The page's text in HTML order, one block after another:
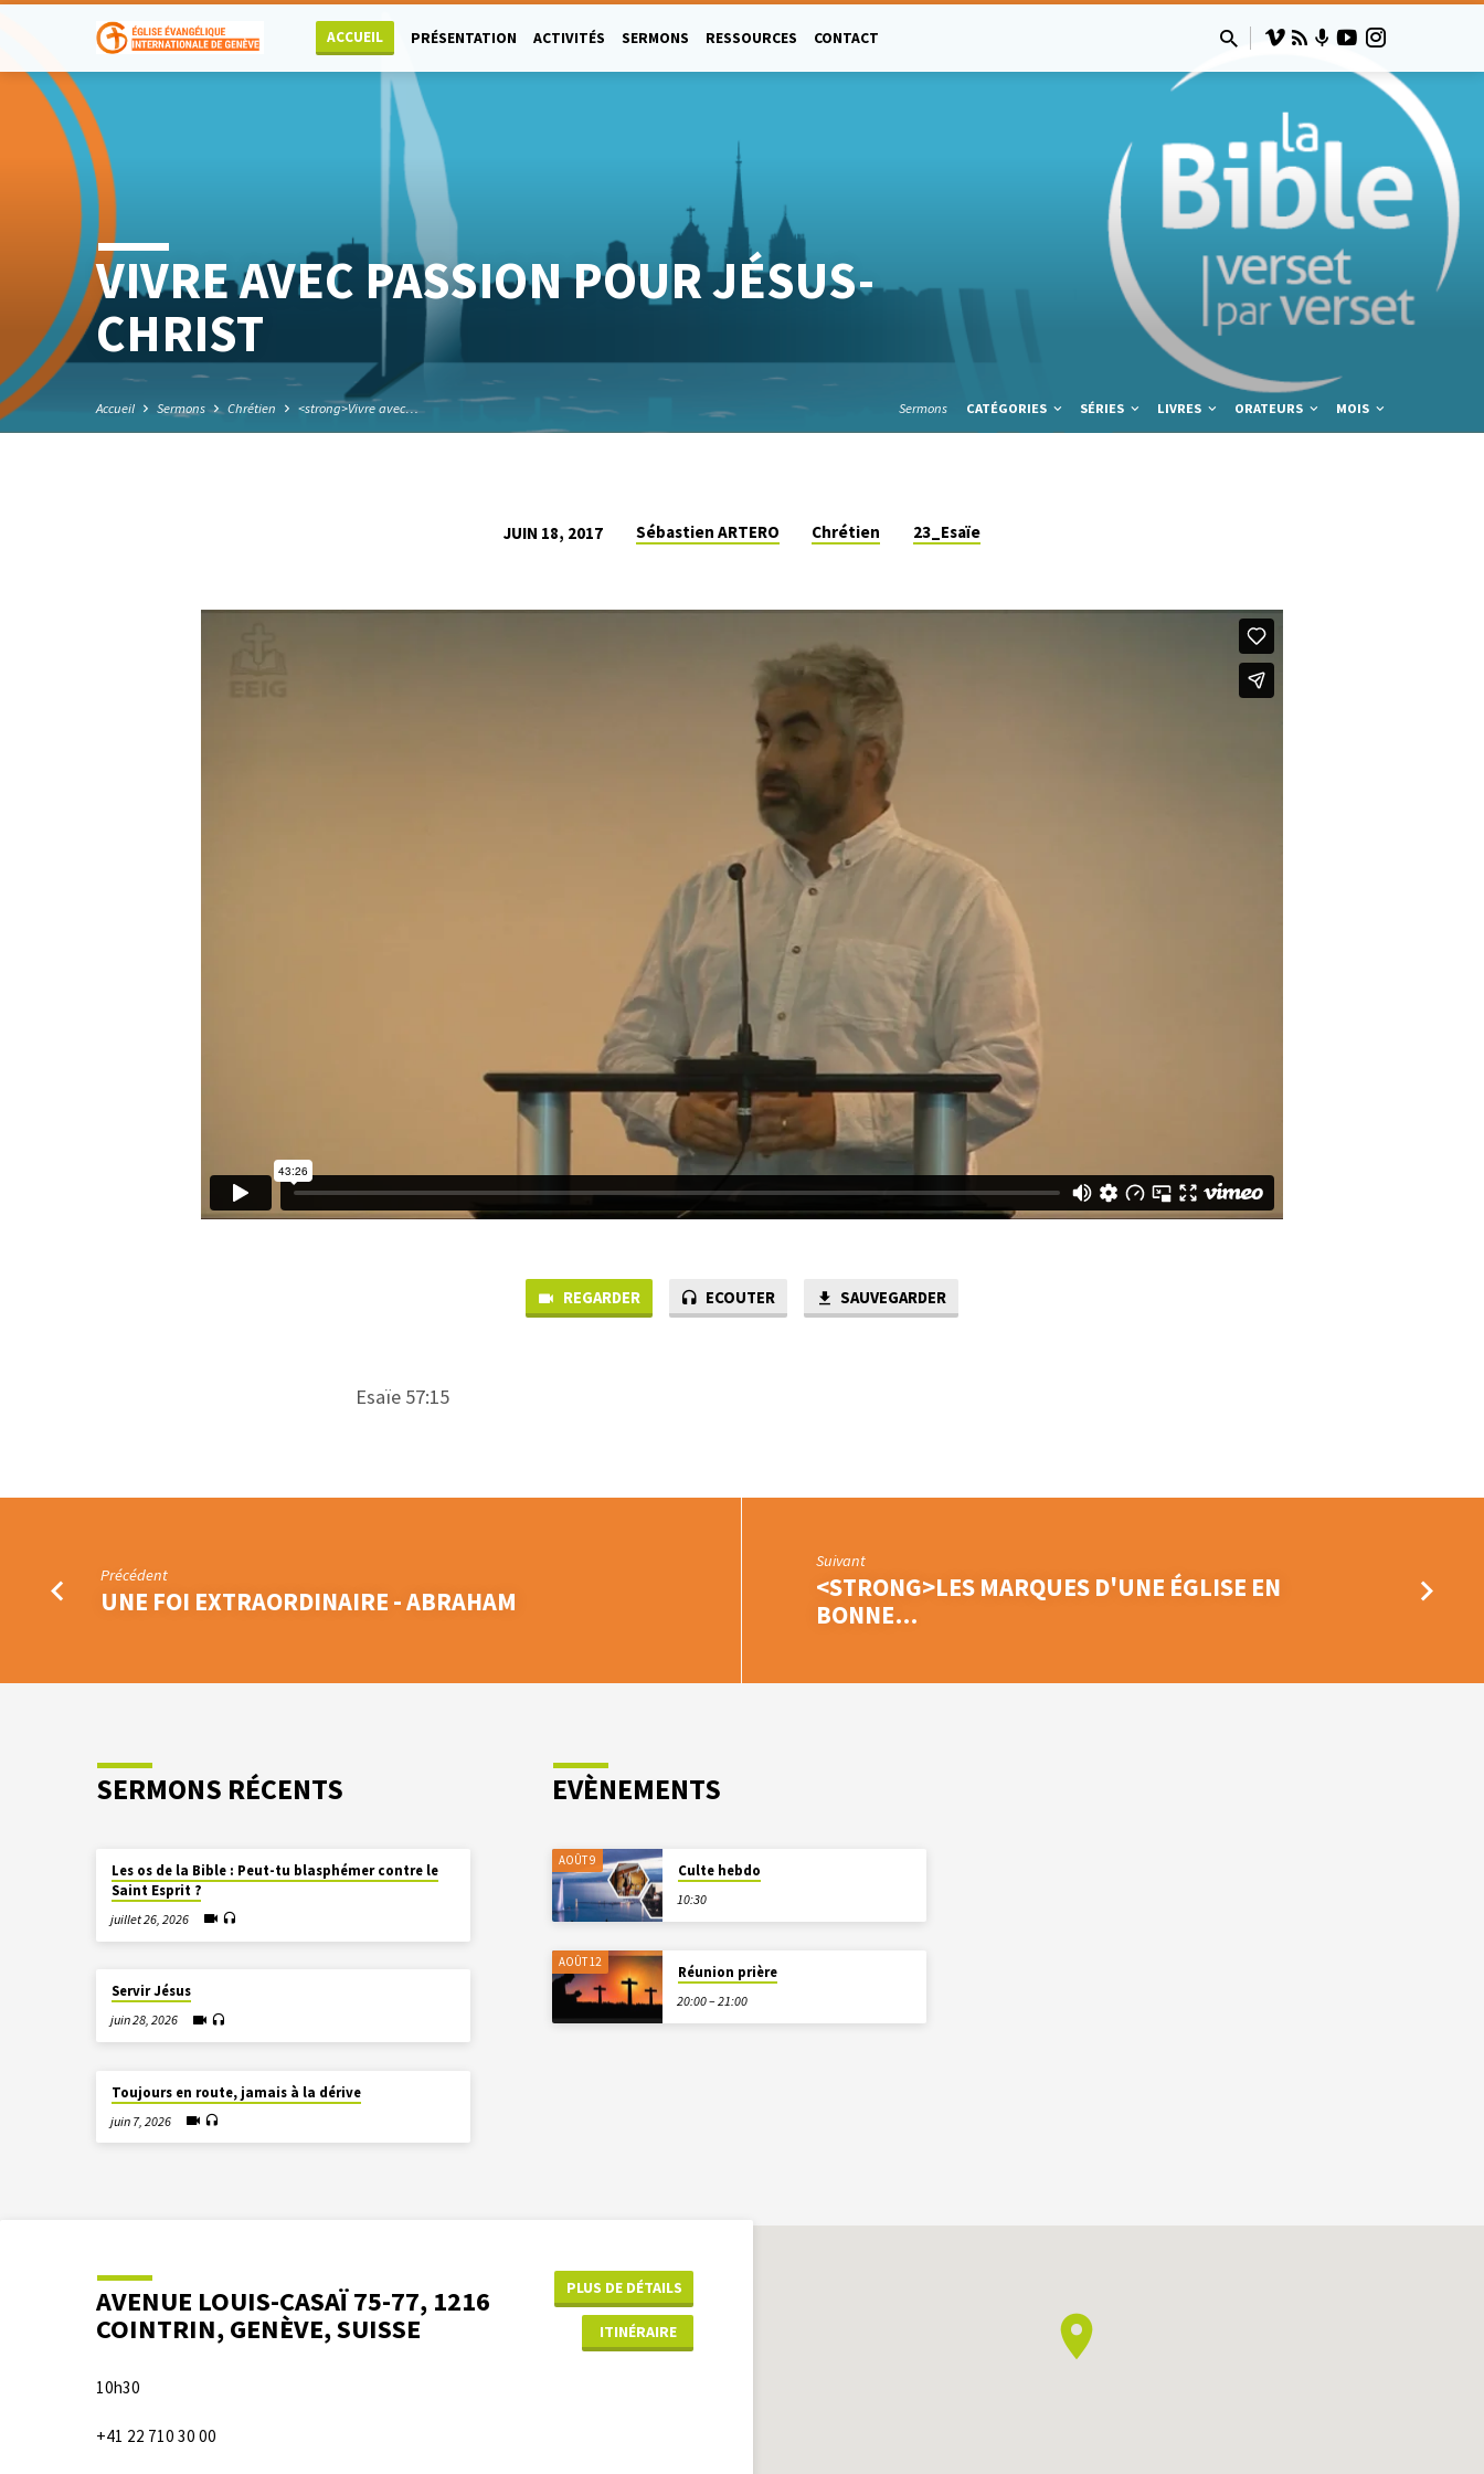
ACCUEIL PRÉSENTATION ACTIVITÉS SERMONS RESSOURCES CONTACT
VIVRE AVEC PASSION POUR JÉSUS-
CHRIST
Accueil Sermons Chrétien <strong>Vivre avec… Sermons CATÉGORIES SÉRIES LIVRES ORATEURS MOIS
PASSION
JUIN 18, 2017 Sébastien ARTERO Chrétien 23_Esaïe
REGARDER ECOUTER SAUVEGARDER
Esaïe 57:15
Précédent
UNE FOI EXTRAORDINAIRE - ABRAHAM
Suivant
<STRONG>LES MARQUES D'UNE ÉGLISE EN
BONNE…
SERMONS RÉCENTS
Les os de la Bible : Peut-tu blasphémer contre le
Saint Esprit ?
juillet 26, 2026
Servir Jésus
juin 28, 2026
Toujours en route, jamais à la dérive
juin 7, 2026
EVÈNEMENTS
AOÛT 9
Culte hebdo
10:30
AOÛT 12
Réunion prière
20:00 – 21:00
AVENUE LOUIS-CASAÏ 75-77, 1216
COINTRIN, GENÈVE, SUISSE
PLUS DE DÉTAILS
ITINÉRAIRE
10h30
+41 22 710 30 00